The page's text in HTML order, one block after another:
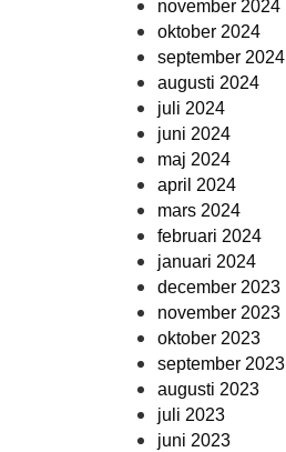
november 2024
oktober 2024
september 2024
augusti 2024
juli 2024
juni 2024
maj 2024
april 2024
mars 2024
februari 2024
januari 2024
december 2023
november 2023
oktober 2023
september 2023
augusti 2023
juli 2023
juni 2023